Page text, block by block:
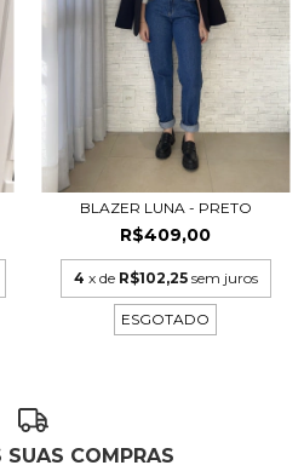
BLAZER LUNA - PRETO
R$409,00
4 x de R$102,25 sem juros
ESGOTADO
SUAS COMPRAS